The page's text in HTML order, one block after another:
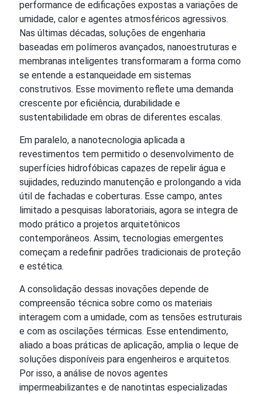
performance de edificações expostas a variações de
umidade, calor e agentes atmosféricos agressivos.
Nas últimas décadas, soluções de engenharia
baseadas em polímeros avançados, nanoestruturas e
membranas inteligentes transformaram a forma como
se entende a estanqueidade em sistemas
construtivos. Esse movimento reflete uma demanda
crescente por eficiência, durabilidade e
sustentabilidade em obras de diferentes escalas.
Em paralelo, a nanotecnologia aplicada a
revestimentos tem permitido o desenvolvimento de
superfícies hidrofóbicas capazes de repelir água e
sujidades, reduzindo manutenção e prolongando a vida
útil de fachadas e coberturas. Esse campo, antes
limitado a pesquisas laboratoriais, agora se integra de
modo prático a projetos arquitetônicos
contemporâneos. Assim, tecnologias emergentes
começam a redefinir padrões tradicionais de proteção
e estética.
A consolidação dessas inovações depende de
compreensão técnica sobre como os materiais
interagem com a umidade, com as tensões estruturais
e com as oscilações térmicas. Esse entendimento,
aliado a boas práticas de aplicação, amplia o leque de
soluções disponíveis para engenheiros e arquitetos.
Por isso, a análise de novos agentes
impermeabilizantes e de nanotintas especializadas